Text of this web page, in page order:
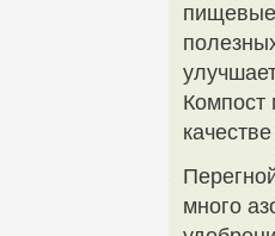
пищевые
Компост
много